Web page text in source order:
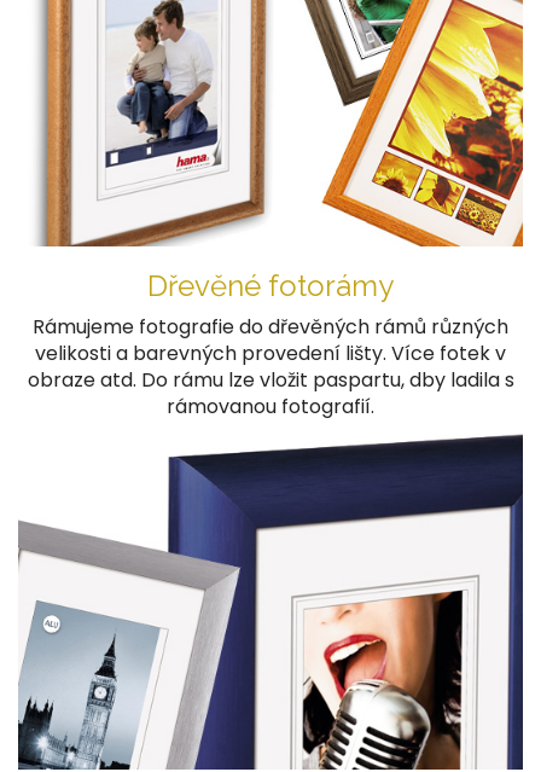
Dřevěné fotorámy
Rámujeme fotografie do dřevěných rámů různých
velikosti a barevných provedení lišty. Více fotek v
obraze atd. Do rámu lze vložit paspartu, dby ladila s
rámovanou fotografií.